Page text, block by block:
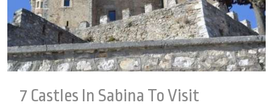
7 Castles In Sabina To Visit